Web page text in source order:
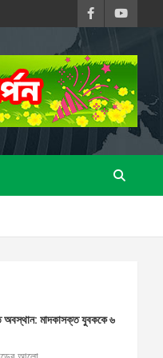
অবস্থান: মাদকাসক্ত যুবককে ৬